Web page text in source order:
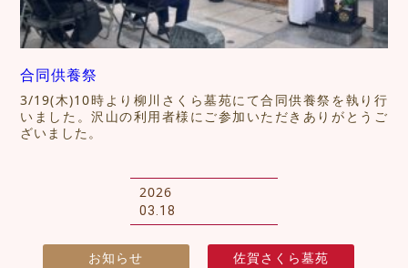
合同供養祭
3/19(木)10時より柳川さくら墓苑にて合同供養祭を執り行
いました。沢山の利用者様にご参加いただきありがとうご
ざいました。
2026
03.18
お知らせ 佐賀さくら墓苑